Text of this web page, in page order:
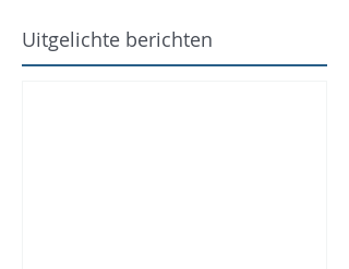
Uitgelichte berichten